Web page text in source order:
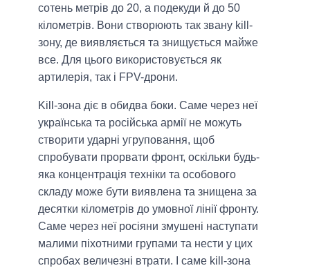
сотень метрів до 20, а подекуди й до 50
кілометрів. Вони створюють так звану kill-
зону, де виявляється та знищується майже
все. Для цього використовується як
артилерія, так і FPV-дрони.
Kill-зона діє в обидва боки. Саме через неї
українська та російська армії не можуть
створити ударні угруповання, щоб
спробувати прорвати фронт, оскільки будь-
яка концентрація техніки та особового
складу може бути виявлена та знищена за
десятки кілометрів до умовної лінії фронту.
Саме через неї росіяни змушені наступати
малими піхотними групами та нести у цих
спробах величезні втрати. І саме kill-зона